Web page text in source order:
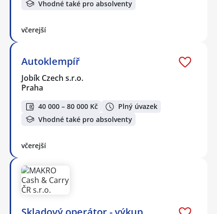
Vhodné také pro absolventy
včerejší
Autoklempíř
Jobík Czech s.r.o.
Praha
40 000 – 80 000 Kč
Plný úvazek
Vhodné také pro absolventy
včerejší